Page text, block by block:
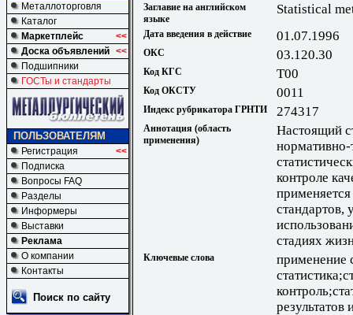
Металлоторговля
Каталог
Маркетплейс
<<
Доска объявлений <<
Подшипники
ГОСТы и стандарты
ПОЛЬЗОВАТЕЛЯМ
Регистрация
<<
Подписка
Вопросы FAQ
Разделы
Информеры
Выставки
Реклама
О компании
Контакты
Поиск по сайту
Заглавие на английском
языке
Statistical
Дата введения в действие 01.07.1996
ОКС 03.120.30
Код КГС Т00
Код ОКСТУ 0011
Индекс рубрикатора ГРНТИ 274317
Аннотация (область
применения)
Настоящий
нормативно-
контроле
стандартов,
стадиях
Ключевые слова
применение
результатов